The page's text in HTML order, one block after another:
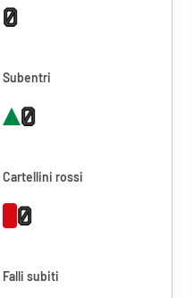
0
Subentri
0
Cartellini rossi
0
Falli subiti